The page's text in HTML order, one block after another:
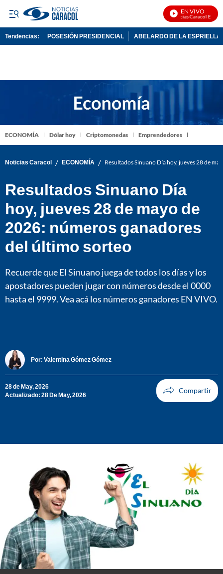
EN VIVO
Noticias Caracol En Vivo
Tendencias: POSESIÓN PRESIDENCIAL ABELARDO DE LA ESPRIELLA
ECONOMÍA Dólar hoy Criptomonedas Emprendedores
Noticias Caracol / ECONOMÍA / Resultados Sinuano Día hoy, jueves 28 de
Resultados Sinuano Día
hoy, jueves 28 de mayo de
2026: números ganadores
del último sorteo
Recuerde que El Sinuano juega de todos los días y los
apostadores pueden jugar con números desde el 0000
hasta el 9999. Vea acá los números ganadores EN VIVO.
Por: Valentina Gómez Gómez
28 de May, 2026
Actualizado: 28 De May, 2026